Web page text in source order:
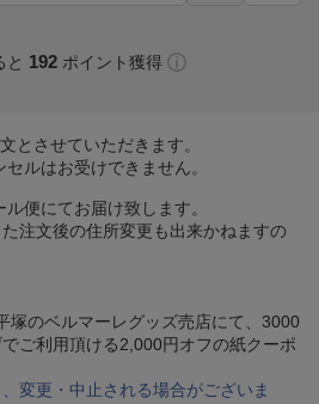
と 192 ポイント獲得
とさせていただきます。
ルはお受けできません。
便にてお届け致します。
注文後の住所変更も出来かねますの
塚のベルマーレグッズ売店にて、3000
ご利用頂ける2,000円オフの紙クーポ
変更・中止される場合がございま